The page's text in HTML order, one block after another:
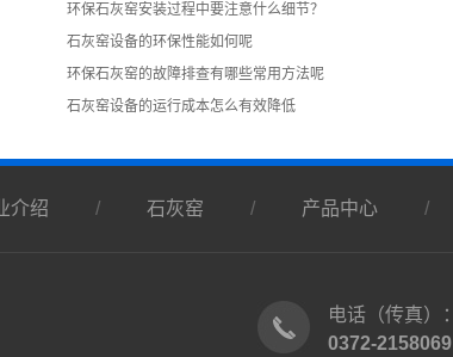
环保石灰窑安装过程中要注意什么细节？
​石灰窑设备的环保性能如何呢
​环保石灰窑的故障排查有哪些常用方法呢
石灰窑设备的运行成本怎么有效降低
介绍 / 石灰窑 / 产品中心 /
电话（传真）：
0372-2158069